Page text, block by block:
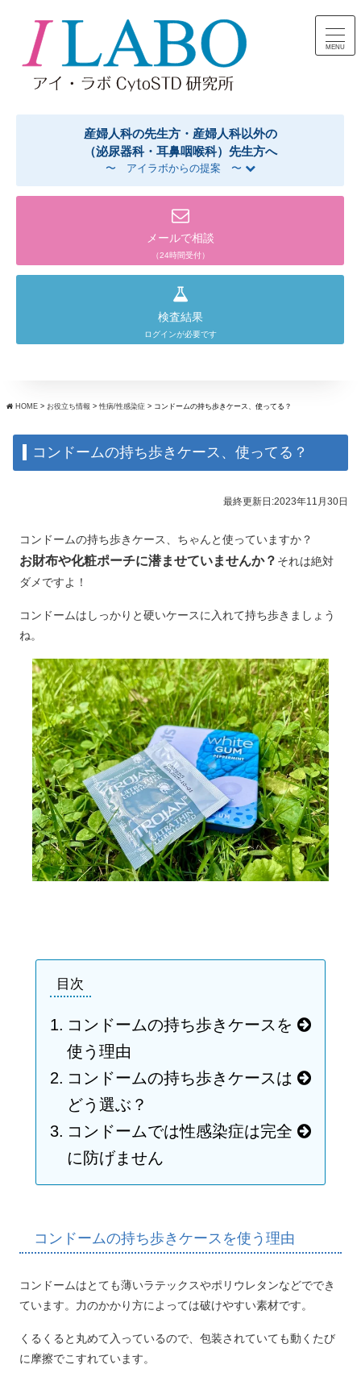
コンテンツへスキップ
産婦人科の先生方・産婦人科以外の
（泌尿器科・耳鼻咽喉科）先生方へ
〜 アイラボからの提案 〜
メールで相談
（24時間受付）
検査結果
ログインが必要です
HOME> お役立ち情報 > 性病/性感染症> コンドームの持ち歩きケース、使ってる？
コンドームの持ち歩きケース、使ってる？
最終更新日:2023年11月30日
コンドームの持ち歩きケース、ちゃんと使っていますか？
お財布や化粧ポーチに潜ませていませんか？ それは絶対
ダメですよ！
コンドームはしっかりと硬いケースに入れて持ち歩きましょう
ね。
目次
コンドームの持ち歩きケースを
使う理由
コンドームの持ち歩きケースは
どう選ぶ？
コンドームでは性感染症は完全
に防げません
コンドームの持ち歩きケースを使う理由
コンドームはとても薄いラテックスやポリウレタンなどででき
ています。力のかかり方によっては破けやすい素材です。
くるくると丸めて入っているので、包装されていても動くたび
に摩擦でこすれています。